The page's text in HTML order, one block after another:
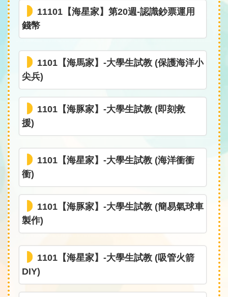
11101【海星家】第20週-認識鈔票運用
錢幣
1101【海馬家】-大學生試教 (保護海洋小
尖兵)
1101【海豚家】-大學生試教 (即刻救
援)
1101【海星家】-大學生試教 (海洋衝衝
衝)
1101【海豚家】-大學生試教 (簡易氣球車
製作)
1101【海星家】-大學生試教 (吸管火箭
DIY)